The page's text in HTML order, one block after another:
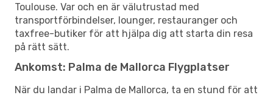
Toulouse. Var och en är välutrustad med
transportförbindelser, lounger, restauranger och
taxfree-butiker för att hjälpa dig att starta din resa
på rätt sätt.
Ankomst: Palma de Mallorca Flygplatser
När du landar i Palma de Mallorca, ta en stund för att